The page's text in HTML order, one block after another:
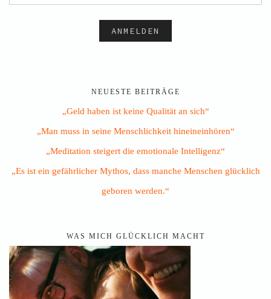
NEUESTE BEITRÄGE
„Geld haben ist keine Qualität an sich“
„Man muss in seine Menschlichkeit hineineinhören“
„Meditation steigert die emotionale Intelligenz“
„Es ist ein gefährlicher Mythos, dass manche Menschen glücklich
geboren werden.“
WAS MICH GLÜCKLICH MACHT